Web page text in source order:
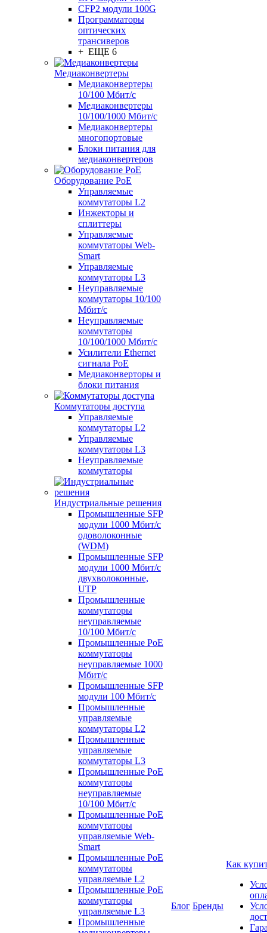
CFP2 модули 100G
Программаторы
оптических
трансиверов
+ ЕЩЕ 6
Медиаконвертеры
Медиаконвертеры
10/100 Мбит/с
Медиаконвертеры
10/100/1000 Мбит/c
Медиаконвертеры
многопортовые
Блоки питания для
медиаконвертеров
Оборудование PoE
Управляемые
коммутаторы L2
Инжекторы и
сплиттеры
Управляемые
коммутаторы Web-
Smart
Управляемые
коммутаторы L3
Неуправляемые
коммутаторы 10/100
Мбит/с
Неуправляемые
коммутаторы
10/100/1000 Мбит/с
Усилители Ethernet
сигнала PoE
Медиаконверторы и
блоки питания
Коммутаторы доступа
Управляемые
коммутаторы L2
Управляемые
коммутаторы L3
Неуправляемые
коммутаторы
Индустриальные решения
Промышленные SFP
модули 1000 Мбит/c
одоволоконные
(WDM)
Промышленные SFP
модули 1000 Мбит/c
двухволоконные,
UTP
Промышленные
коммутаторы
неуправляемые
10/100 Мбит/с
Промышленные PoE
коммутаторы
неуправляемые 1000
Мбит/с
Промышленные SFP
модули 100 Мбит/c
Промышленные
управляемые
коммутаторы L2
Промышленные
управляемые
коммутаторы L3
Промышленные PoE
коммутаторы
неуправляемые
10/100 Мбит/с
Промышленные PoE
коммутаторы
управляемые Web-
Smart
Промышленные PoE
коммутаторы
управляемые L2
Промышленные PoE
коммутаторы
управляемые L3
Промышленные
Блог Бренды
Как